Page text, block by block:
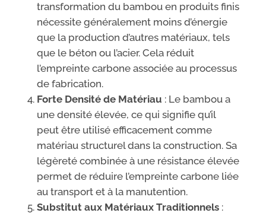
transformation du bambou en produits finis
nécessite généralement moins d’énergie
que la production d’autres matériaux, tels
que le béton ou l’acier. Cela réduit
l’empreinte carbone associée au processus
de fabrication.
Forte Densité de Matériau : Le bambou a
une densité élevée, ce qui signifie qu’il
peut être utilisé efficacement comme
matériau structurel dans la construction. Sa
légèreté combinée à une résistance élevée
permet de réduire l’empreinte carbone liée
au transport et à la manutention.
Substitut aux Matériaux Traditionnels: